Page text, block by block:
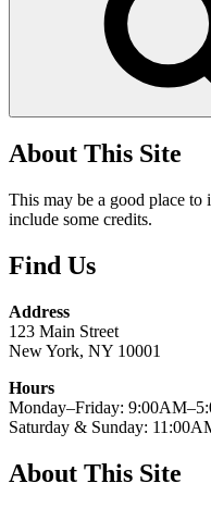
About This Site
This may be a good place
include some credits.
Find Us
Address
123 Main Street
New York, NY 10001
Hours
Monday–Friday:
Saturday & Sunday:
About This Site